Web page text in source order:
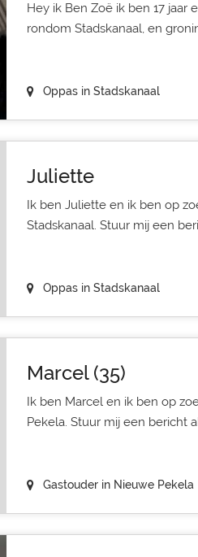
Hey ik Ben Zoë ik ben 17 jaar
rondom Stadskanaal, en
Oppas in Stadskanaal
Juliette
Ik ben Juliette en ik ben op
Stadskanaal. Stuur mij een
Oppas in Stadskanaal
Marcel (35)
Ik ben Marcel en ik ben op
Pekela. Stuur mij een bericht
Gastouder in Nieuwe Pekela